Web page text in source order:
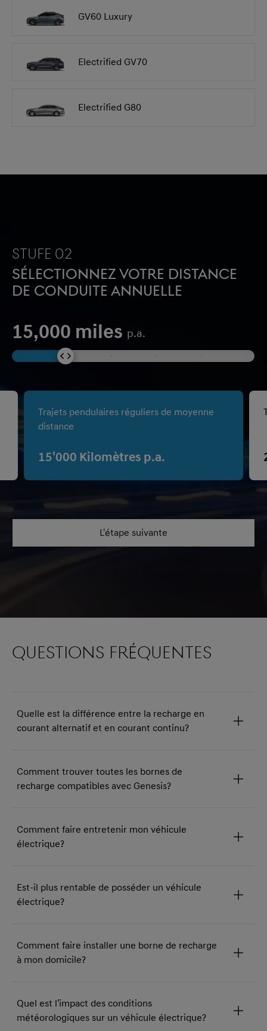
GV60 Luxury
Electrified GV70
Electrified G80
stufe 02
Sélectionnez votre distance
de conduite annuelle
15,000miles p.a.
Trajets pendulaires réguliers de moyenne
distance
15'000Kilomètres p.a.
L'étape suivante
Questions fréquentes
Quelle est la différence entre la recharge en
courant alternatif et en courant continu?
Comment trouver toutes les bornes de
recharge compatibles avec Genesis?
Comment faire entretenir mon véhicule
électrique?
Est-il plus rentable de posséder un véhicule
électrique?
Comment faire installer une borne de recharge
à mon domicile?
Quel est l'impact des conditions
météorologiques sur un véhicule électrique?